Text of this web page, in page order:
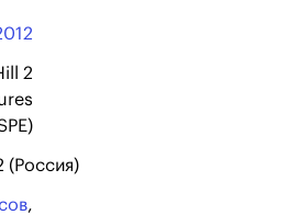
2
(Россия)
,